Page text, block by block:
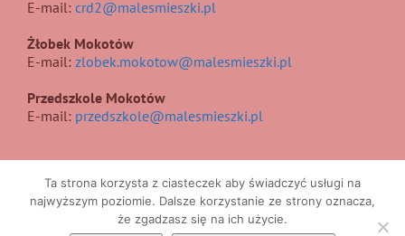
E-mail: crd2@malesmieszki.pl
Żłobek Mokotów
E-mail: zlobek.mokotow@malesmieszki.pl
Przedszkole Mokotów
E-mail: przedszkole@malesmieszki.pl
Copyright 2017 | All Rights Reserved | Projekt i wykonanie
Ta strona korzysta z ciasteczek aby świadczyć usługi na
najwyższym poziomie. Dalsze korzystanie ze strony oznacza,
że zgadzasz się na ich użycie.